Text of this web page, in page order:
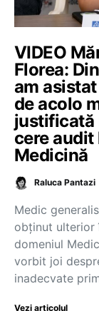
VIDEO
Florea:
am
de acolo
justificată
cere
Medicină
Raluca Pantazi
Medic
obținut ulterior
domeniul
vorbit joi
inadecvate
Vezi articolul